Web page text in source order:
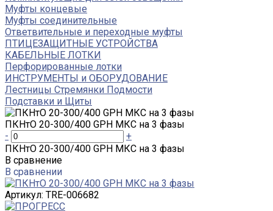
Муфты концевые
Муфты соединительные
Ответвительные и переходные муфты
ПТИЦЕЗАЩИТНЫЕ УСТРОЙСТВА
КАБЕЛЬНЫЕ ЛОТКИ
Перфорированные лотки
ИНСТРУМЕНТЫ и ОБОРУДОВАНИЕ
Лестницы Стремянки Подмости
Подставки и Щиты
ПКНтО 20-300/400 GPH МКС на 3 фазы
-
+
ПКНтО 20-300/400 GPH МКС на 3 фазы
В сравнение
В сравнении
Артикул: TRE-006682